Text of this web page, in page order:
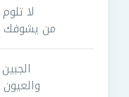
لا
من يشوفك